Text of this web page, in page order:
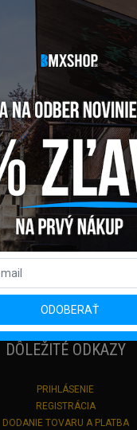
FAKTURAČNÁ ADRESA
GLOBAL DIAMONDS s. r. o.
Námestie sv. Martina 708/30
082 71 Lipany
Slovensko
+421 948 374 905
info@bmxshop.sk
Podporujeme online platby
DÔLEŽITÉ ODKAZY
PRIHLÁSENIE
REGISTRÁCIA
DODANIE TOVARU A PLATBA
ODOBERAŤ